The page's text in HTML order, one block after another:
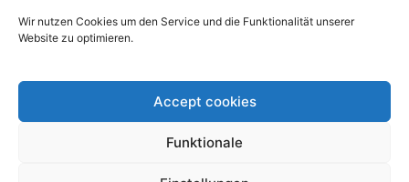
Wir nutzen Cookies um den Service und die Funktionalität unserer
Website zu optimieren.
Accept cookies
Funktionale
Kontakt
kulturmanagement-online.de
Datenschutzerklärung|Privatsphäre-Einstellungen